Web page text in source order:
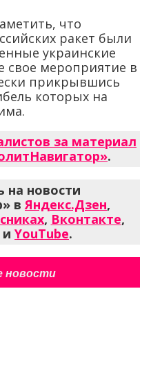
что
ракет были
украинские
мероприятие в
прикрывшись
которых на
за материал
.
на новости
в Яндекс.Дзен,
, Вконтакте,
и YouTube.
новости